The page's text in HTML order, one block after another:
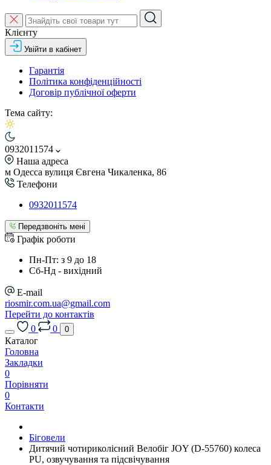
Клієнту
Увійти в кабінет
Гарантія
Політика конфіденційності
Договір публічної оферти
Тема сайту:
0932011574
Наша адреса
м Одесса вулиця Євгена Чикаленка, 86
Телефони
0932011574
Передзвоніть мені
Графік роботи
Пн-Пт: з 9 до 18
Сб-Нд - вихідний
E-mail
riosmir.com.ua@gmail.com
Перейти до контактів
0
0 0
Каталог
Головна
Закладки
0
Порівняти
0
Контакти
Біговели
Дитячий чотириколісний Велобіг JOY (D-55760) колеса
PU, озвучування та підсвічування